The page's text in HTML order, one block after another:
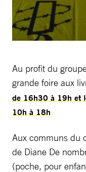
Au profit du
grande foire aux
de 16h30 à 19h et
10h à 18h
Aux communs du
de Diane De
(poche, pour